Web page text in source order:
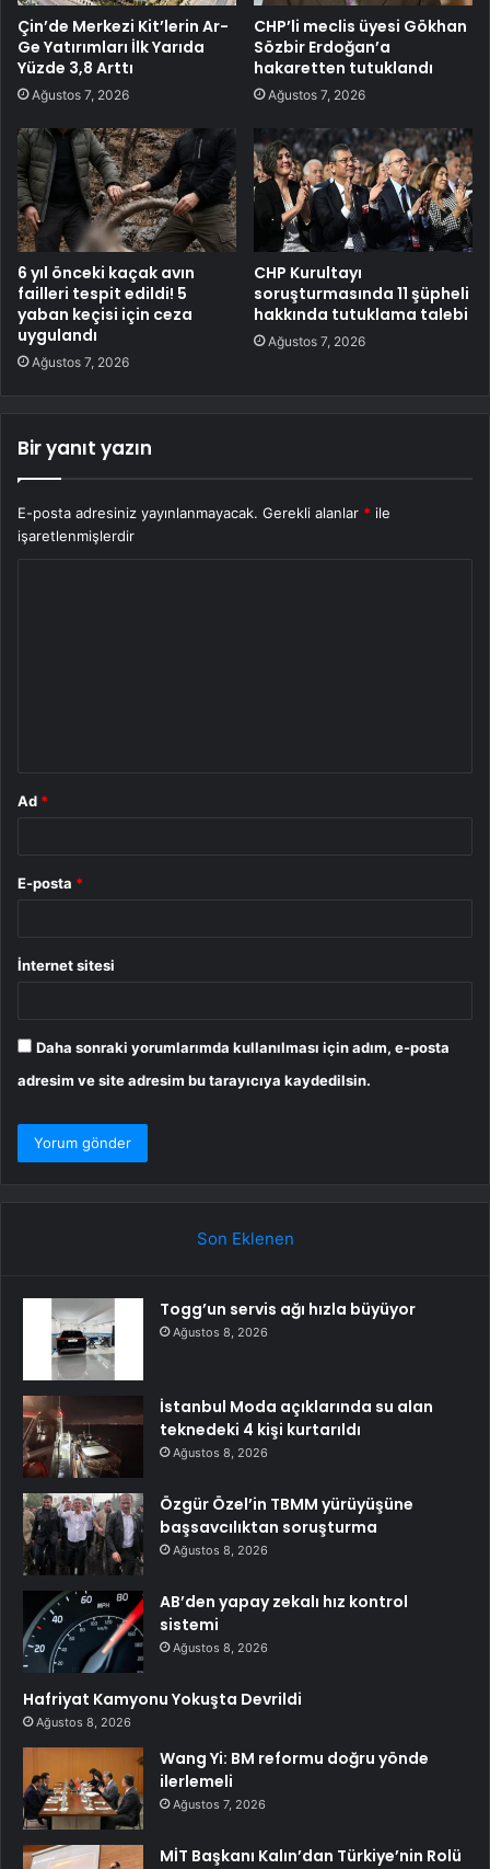
Çin’de Merkezi Kit’lerin Ar-
Ge Yatırımları İlk Yarıda
Yüzde 3,8 Arttı
Ağustos 7, 2026
CHP’li meclis üyesi Gökhan
Sözbir Erdoğan’a
hakaretten tutuklandı
Ağustos 7, 2026
6 yıl önceki kaçak avın
failleri tespit edildi! 5
yaban keçisi için ceza
uygulandı
Ağustos 7, 2026
CHP Kurultayı
soruşturmasında 11 şüpheli
hakkında tutuklama talebi
Ağustos 7, 2026
Bir yanıt yazın
E-posta adresiniz yayınlanmayacak. Gerekli alanlar * ile
işaretlenmişlerdir
Ad *
E-posta *
İnternet sitesi
Daha sonraki yorumlarımda kullanılması için adım, e-posta
adresim ve site adresim bu tarayıcıya kaydedilsin.
Son Eklenen
Togg’un servis ağı hızla büyüyor
Ağustos 8, 2026
İstanbul Moda açıklarında su alan
teknedeki 4 kişi kurtarıldı
Ağustos 8, 2026
Özgür Özel’in TBMM yürüyüşüne
başsavcılıktan soruşturma
Ağustos 8, 2026
AB’den yapay zekalı hız kontrol
sistemi
Ağustos 8, 2026
Hafriyat Kamyonu Yokuşta Devrildi
Ağustos 8, 2026
Wang Yi: BM reformu doğru yönde
ilerlemeli
Ağustos 7, 2026
MİT Başkanı Kalın’dan Türkiye’nin Rolü